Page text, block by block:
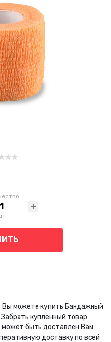
Вы можете купить Бандажный
купленный товар
может быть доставлен Вам
доставку по всей